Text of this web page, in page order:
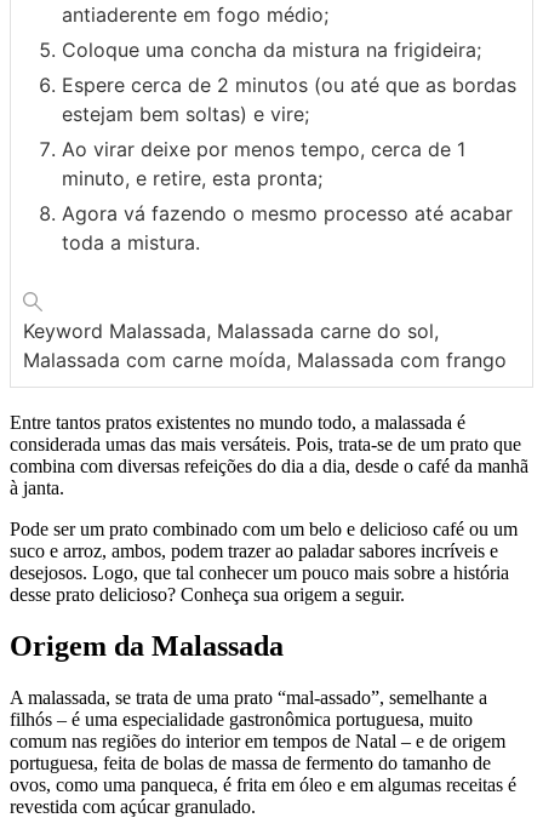
antiaderente em fogo médio;
Coloque uma concha da mistura na frigideira;
Espere cerca de 2 minutos (ou até que as bordas
estejam bem soltas) e vire;
Ao virar deixe por menos tempo, cerca de 1
minuto, e retire, esta pronta;
Agora vá fazendo o mesmo processo até acabar
toda a mistura.
Keyword Malassada, Malassada carne do sol,
Malassada com carne moída, Malassada com frango
Entre tantos pratos existentes no mundo todo, a malassada é
considerada umas das mais versáteis. Pois, trata-se de um prato que
combina com diversas refeições do dia a dia, desde o café da manhã
à janta.
Pode ser um prato combinado com um belo e delicioso café ou um
suco e arroz, ambos, podem trazer ao paladar sabores incríveis e
desejosos. Logo, que tal conhecer um pouco mais sobre a história
desse prato delicioso? Conheça sua origem a seguir.
Origem da Malassada
A malassada, se trata de uma prato “mal-assado”, semelhante a
filhós – é uma especialidade gastronômica portuguesa, muito
comum nas regiões do interior em tempos de Natal – e de origem
portuguesa, feita de bolas de massa de fermento do tamanho de
ovos, como uma panqueca, é frita em óleo e em algumas receitas é
revestida com açúcar granulado.